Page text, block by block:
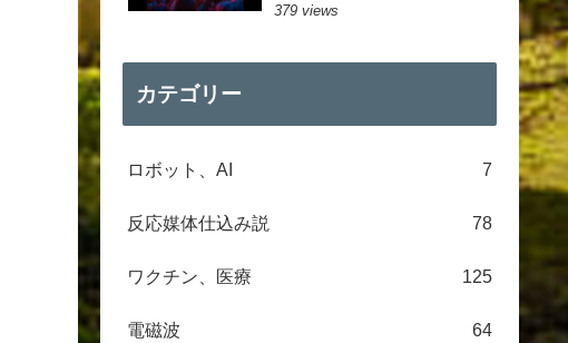
379 views
カテゴリー
ロボット、AI 7
反応媒体仕込み説 78
ワクチン、医療 125
電磁波 64